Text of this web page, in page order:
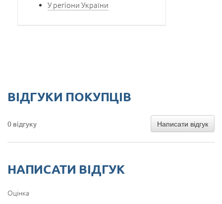
У регіони України
ВІДГУКИ ПОКУПЦІВ
0 відгуку Написати відгук
НАПИСАТИ ВІДГУК
Оцінка